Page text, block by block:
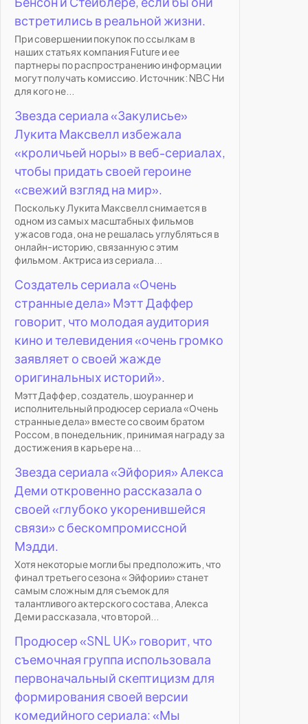
встретились в реальной жизни.
При совершении покупок по ссылкам в
наших статьях компания Future и ее
партнеры по распространению информации
могут получать комиссию. Источник: NBC Ни
для кого не...
Звезда сериала «Закулисье»
Лукита Максвелл избежала
«кроличьей норы» в веб-сериалах,
чтобы придать своей героине
«свежий взгляд на мир».
Поскольку Лукита Максвелл снимается в
одном из самых масштабных фильмов
ужасов года, она не решалась углубляться в
онлайн-историю, связанную с этим
фильмом. Актриса из сериала...
Создатель сериала «Очень
странные дела» Мэтт Даффер
говорит, что молодая аудитория
кино и телевидения «очень громко
заявляет о своей жажде
оригинальных историй».
Мэтт Даффер, создатель, шоураннер и
исполнительный продюсер сериала «Очень
странные дела» вместе со своим братом
Россом, в понедельник, принимая награду за
достижения в карьере на...
Звезда сериала «Эйфория» Алекса
Деми откровенно рассказала о
своей «глубоко укоренившейся
связи» с бескомпромиссной
Мэдди.
Хотя некоторые могли бы предположить, что
финал третьего сезона « Эйфории» станет
самым сложным для съемок для
талантливого актерского состава, Алекса
Деми рассказала, что второй...
Продюсер «SNL UK» говорит, что
съемочная группа использовала
первоначальный скептицизм для
формирования своей версии
комедийного сериала: «Мы